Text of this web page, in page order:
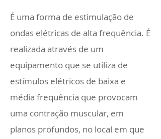
É uma forma de estimulação de
ondas elétricas de alta frequência. É
realizada através de um
equipamento que se utiliza de
estímulos elétricos de baixa e
média frequência que provocam
uma contração muscular, em
planos profundos, no local em que